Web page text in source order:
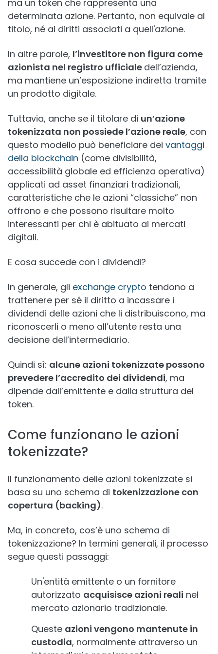
ma un token che rappresenta una
determinata azione. Pertanto, non equivale al
titolo, né ai diritti associati a quell'azione.
In altre parole, l’investitore non figura come
azionista nel registro ufficiale dell’azienda,
ma mantiene un’esposizione indiretta tramite
un prodotto digitale.
Tuttavia, anche se il titolare di un’azione
tokenizzata non possiede l’azione reale, con
questo modello può beneficiare dei vantaggi
della blockchain (come divisibilità,
accessibilità globale ed efficienza operativa)
applicati ad asset finanziari tradizionali,
caratteristiche che le azioni “classiche” non
offrono e che possono risultare molto
interessanti per chi è abituato ai mercati
digitali.
E cosa succede con i dividendi?
In generale, gli exchange crypto tendono a
trattenere per sé il diritto a incassare i
dividendi delle azioni che li distribuiscono, ma
riconoscerli o meno all’utente resta una
decisione dell’intermediario.
Quindi sì: alcune azioni tokenizzate possono
prevedere l’accredito dei dividendi, ma
dipende dall’emittente e dalla struttura del
token.
Come funzionano le azioni
tokenizzate?
Il funzionamento delle azioni tokenizzate si
basa su uno schema di tokenizzazione con
copertura (backing).
Ma, in concreto, cos’è uno schema di
tokenizzazione? In termini generali, il processo
segue questi passaggi:
Un'entità emittente o un fornitore
autorizzato acquisisce azioni reali nel
mercato azionario tradizionale.
Queste azioni vengono mantenute in
custodia, normalmente attraverso un